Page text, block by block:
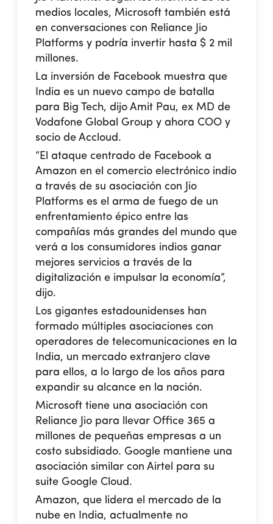
medios locales, Microsoft también está
en conversaciones con Reliance Jio
Platforms y podría invertir hasta $ 2 mil
millones.
La inversión de Facebook muestra que
India es un nuevo campo de batalla
para Big Tech, dijo Amit Pau, ex MD de
Vodafone Global Group y ahora COO y
socio de Accloud.
“El ataque centrado de Facebook a
Amazon en el comercio electrónico indio
a través de su asociación con Jio
Platforms es el arma de fuego de un
enfrentamiento épico entre las
compañías más grandes del mundo que
verá a los consumidores indios ganar
mejores servicios a través de la
digitalización e impulsar la economía”,
dijo.
Los gigantes estadounidenses han
formado múltiples asociaciones con
operadores de telecomunicaciones en la
India, un mercado extranjero clave
para ellos, a lo largo de los años para
expandir su alcance en la nación.
Microsoft tiene una asociación con
Reliance Jio para llevar Office 365 a
millones de pequeñas empresas a un
costo subsidiado. Google mantiene una
asociación similar con Airtel para su
suite Google Cloud.
Amazon, que lidera el mercado de la
nube en India, actualmente no